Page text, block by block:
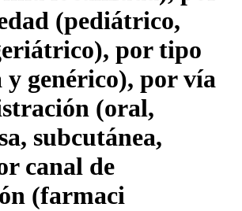
(pediátrico,
por tipo
y genérico), por vía
(oral,
subcutánea,
canal de
(farmaci